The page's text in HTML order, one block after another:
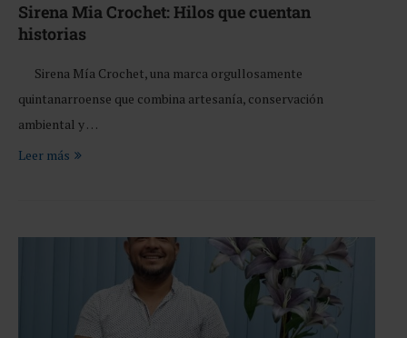
Sirena Mia Crochet: Hilos que cuentan
historias
Sirena Mía Crochet, una marca orgullosamente
quintanarroense que combina artesanía, conservación
ambiental y …
Leer más